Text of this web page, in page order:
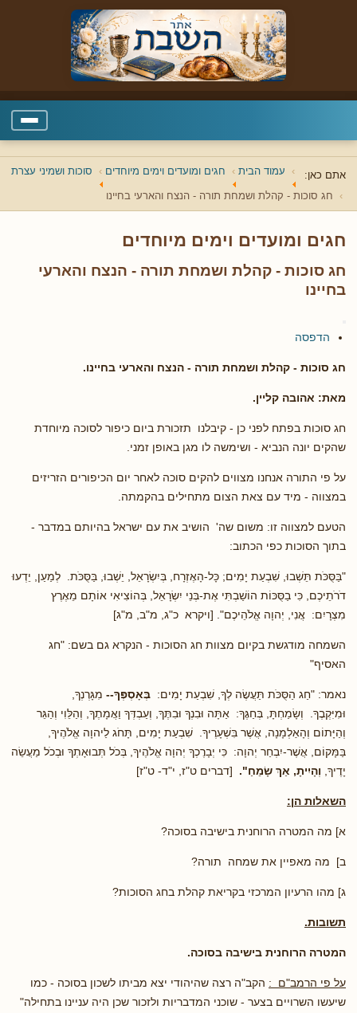
אתם כאן: עמוד הבית חגים ומועדים וימים מיוחדים סוכות ושמיני עצרת
חג סוכות - קהלת ושמחת תורה - הנצח והארעי בחיינו
חגים ומועדים וימים מיוחדים
חג סוכות - קהלת ושמחת תורה - הנצח והארעי
בחיינו
הדפסה
חג סוכות - קהלת ושמחת תורה - הנצח והארעי בחיינו.
מאת: אהובה קליין.
חג סוכות בפתח לפני כן - קיבלנו תזכורת ביום כיפור לסוכה מיוחדת
שהקים יונה הנביא - ושימשה לו מגן באופן זמני.
על פי התורה אנחנו מצווים להקים סוכה לאחר יום הכיפורים הזריזים
במצווה - מיד עם צאת הצום מתחילים בהקמתה.
הטעם למצווה זו: משום שה' הושיב את עם ישראל בהיותם במדבר -
בתוך הסוכות כפי הכתוב:
"בַּסֻּכֹּת תֵּשְׁבוּ, שִׁבְעַת יָמִים; כָּל-הָאֶזְרָח, בְּיִשְׂרָאֵל, יֵשְׁבוּ, בַּסֻּכֹּת. לְמַעַן, יֵדְעוּ
דֹרֹתֵיכֶם, כִּי בַסֻּכּוֹת הוֹשַׁבְתִּי אֶת-בְּנֵי יִשְׂרָאֵל, בְּהוֹצִיאִי אוֹתָם מֵאֶרֶץ
מִצְרָיִם: אֲנִי, יְהוָה אֱלֹהֵיכֶם". [ויקרא כ"ג, מ"ב, מ"ג]
השמחה מודגשת בקיום מצוות חג הסוכות - הנקרא גם בשם: "חג
האסיף"
נאמר: "חַג הַסֻּכֹּת תַּעֲשֶׂה לְךָ, שִׁבְעַת יָמִים: בְּאָסְפְּךָ-- מִגָּרְנְךָ,
וּמִיִּקְבֶךָ. וְשָׂמַחְתָּ, בְּחַגֶּךָ: אַתָּה וּבִנְךָ וּבִתֶּךָ, וְעַבְדְּךָ וַאֲמָתֶךָ, וְהַלֵּוִי וְהַגֵּר
וְהַיָּתוֹם וְהָאַלְמָנָה, אֲשֶׁר בִּשְׁעָרֶיךָ. שִׁבְעַת יָמִים, תָּחֹג לַיהוָה אֱלֹהֶיךָ,
בַּמָּקוֹם, אֲשֶׁר-יִבְחַר יְהוָה: כִּי יְבָרֶכְךָ יְהוָה אֱלֹהֶיךָ, בְּכֹל תְּבוּאָתְךָ וּבְכֹל מַעֲשֵׂה
יָדֶיךָ, וְהָיִיתָ, אַךְ שָׂמֵחַ". [דברים ט"ז, י"ד- ט"ז]
השאלות הן:
א] מה המטרה הרוחנית בישיבה בסוכה?
ב] מה מאפיין את שמחה תורה?
ג] מהו הרעיון המרכזי בקריאת קהלת בחג הסוכות?
תשובות.
המטרה הרוחנית בישיבה בסוכה.
על פי הרמב"ם : הקב"ה רצה שהיהודי יצא מביתו לשכון בסוכה - כמו
שיעשו השרויים בצער - שוכני המדבריות ולזכור שכן היה עניינו בתחילה"